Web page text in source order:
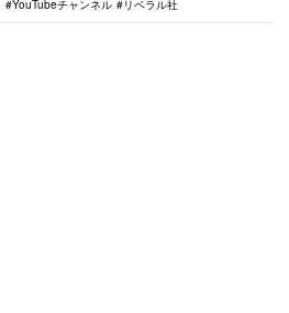
YouTubeチャンネル
リベラル社